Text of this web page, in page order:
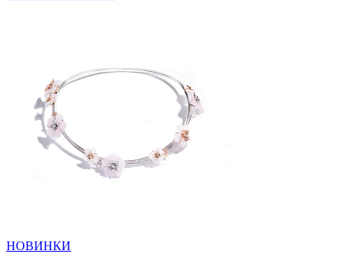
НОВИНКИ